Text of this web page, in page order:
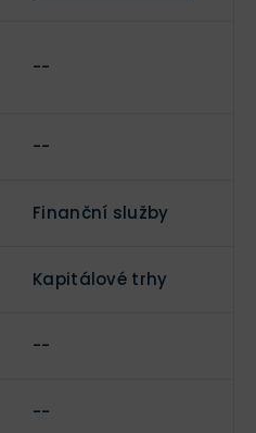
--
--
Finanční služby
Kapitálové trhy
--
--